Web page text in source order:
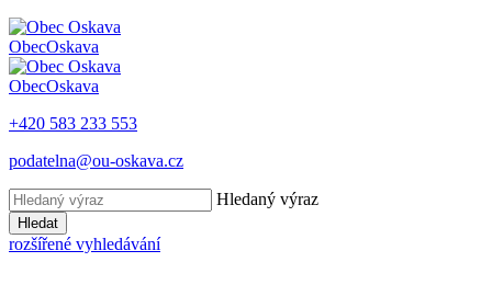
ObecOskava
ObecOskava
+420 583 233 553
podatelna@ou-oskava.cz
Hledaný výraz
Hledat
rozšířené vyhledávání